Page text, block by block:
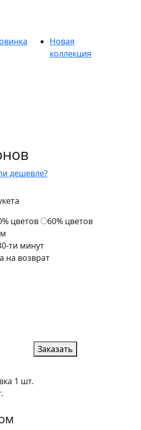
Новая
коллекция
дешевле?
цветов
60% цветов
ти минут
на возврат
Заказать
1 шт.